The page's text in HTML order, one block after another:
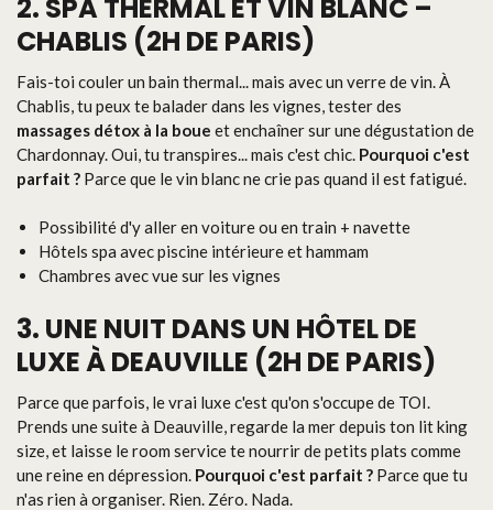
2. SPA THERMAL ET VIN BLANC –
CHABLIS (2H DE PARIS)
Fais-toi couler un bain thermal... mais avec un verre de vin. À
Chablis, tu peux te balader dans les vignes, tester des
massages détox à la boue et enchaîner sur une dégustation de
Chardonnay. Oui, tu transpires... mais c'est chic. Pourquoi c'est
parfait ? Parce que le vin blanc ne crie pas quand il est fatigué.
Possibilité d'y aller en voiture ou en train + navette
Hôtels spa avec piscine intérieure et hammam
Chambres avec vue sur les vignes
3. UNE NUIT DANS UN HÔTEL DE
LUXE À DEAUVILLE (2H DE PARIS)
Parce que parfois, le vrai luxe c'est qu'on s'occupe de TOI.
Prends une suite à Deauville, regarde la mer depuis ton lit king
size, et laisse le room service te nourrir de petits plats comme
une reine en dépression. Pourquoi c'est parfait ? Parce que tu
n'as rien à organiser. Rien. Zéro. Nada.